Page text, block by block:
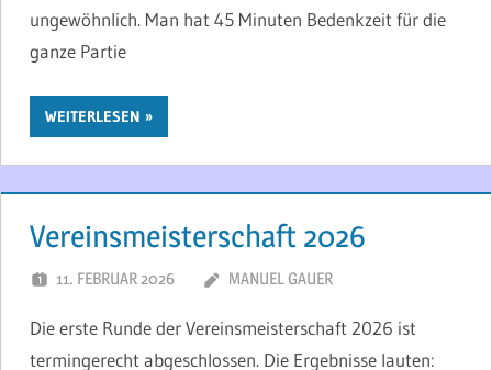
ungewöhnlich. Man hat 45 Minuten Bedenkzeit für die
ganze Partie
WEITERLESEN
Vereinsmeisterschaft 2026
11. FEBRUAR 2026 MANUEL GAUER
Die erste Runde der Vereinsmeisterschaft 2026 ist
termingerecht abgeschlossen. Die Ergebnisse lauten: